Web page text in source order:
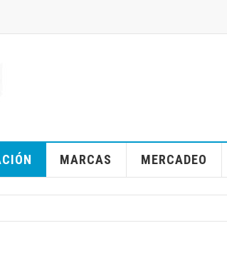
MARCAS MERCADEO